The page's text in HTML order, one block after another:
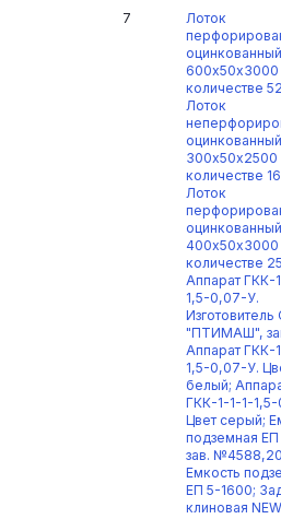
7
Лоток
оцинкованный
600х50х3000
количестве
Лоток
оцинкованный
300х50х2500
количестве
Лоток
оцинкованный
400х50х3000
количестве
Аппарат ГКК-
1,5-0,07-У.
"ПТИМАШ",
Аппарат ГКК-
1,5-0,07-У.
белый;
ГКК-1-1-1-
Цвет серый;
подземная
зав.
Емкость
ЕП 5-1600;
клиновая